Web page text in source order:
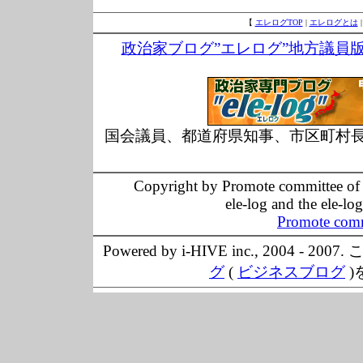
【 エレログTOP | エレログとは
政治家ブログ”エレログ”地方議員
国会議員、都道府県知事、市区町村
Copyright by Promote committee
ele-log and the ele-
Promote
Powered by i-HIVE inc., 2004 - 2007.
グ( ビジネスブログ)